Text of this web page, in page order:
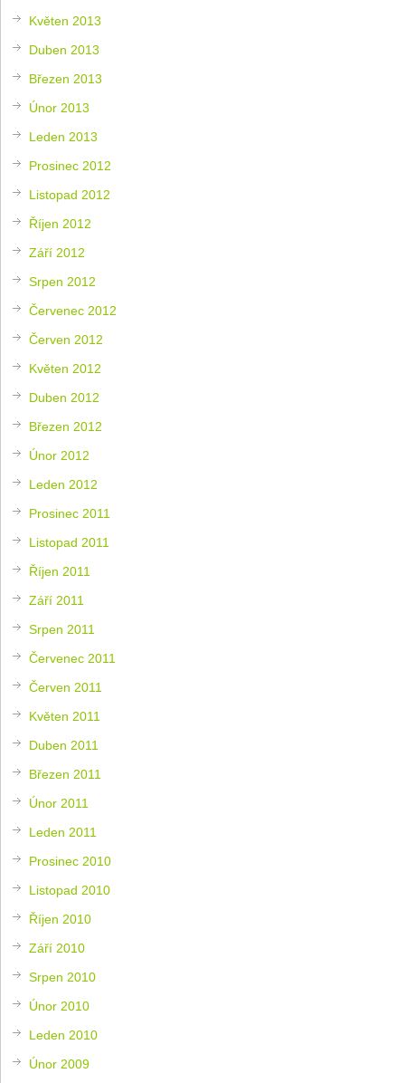
Květen 2013
Duben 2013
Březen 2013
Únor 2013
Leden 2013
Prosinec 2012
Listopad 2012
Říjen 2012
Září 2012
Srpen 2012
Červenec 2012
Červen 2012
Květen 2012
Duben 2012
Březen 2012
Únor 2012
Leden 2012
Prosinec 2011
Listopad 2011
Říjen 2011
Září 2011
Srpen 2011
Červenec 2011
Červen 2011
Květen 2011
Duben 2011
Březen 2011
Únor 2011
Leden 2011
Prosinec 2010
Listopad 2010
Říjen 2010
Září 2010
Srpen 2010
Únor 2010
Leden 2010
Únor 2009